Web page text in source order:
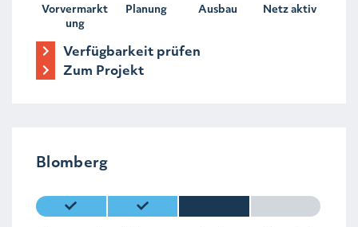
Vorvermarkt
ung
Planung Ausbau Netz aktiv
Verfügbarkeit prüfen
Zum Projekt
Blomberg